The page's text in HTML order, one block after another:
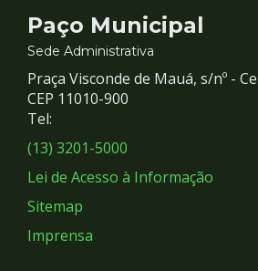
Contato
e
Redes
Sociais
Paço Municipal
Sede Administrativa
Praça Visconde de Mauá, s/nº -
CEP 11010-900
Tel:
(13) 3201-5000
Lei de Acesso à Informação
Sitemap
Imprensa